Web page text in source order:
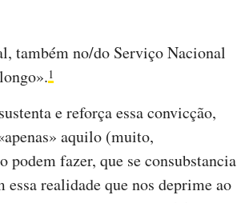
também no/do Serviço Nacional
1
e reforça essa convicção,
aquilo (muito,
podem fazer, que se consubstancia
essa realidade que nos deprime ao